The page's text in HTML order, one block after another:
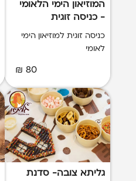
המוזיאון הימי הלאומי
- כניסה זוגית
כניסה זוגית למוזיאון הימי
לאומי
80 ₪
גליתא צובה- סדנת